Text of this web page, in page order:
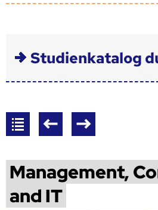
Studienkatalog
Management,
and IT